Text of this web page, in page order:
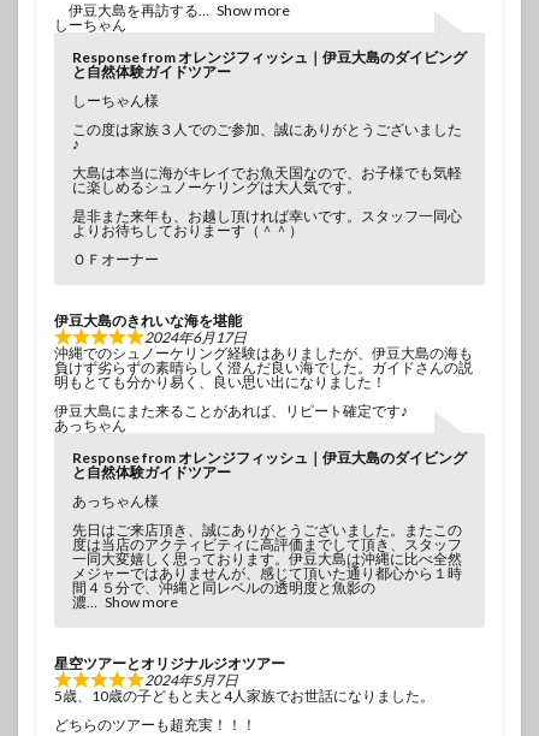
伊豆大島を再訪する
Show more
しーちゃん
Response from オレンジフィッシュ｜伊豆大島のダイビング
と自然体験ガイドツアー
しーちゃん様
この度は家族３人でのご参加、誠にありがとうございました
♪
大島は本当に海がキレイでお魚天国なので、お子様でも気軽
に楽しめるシュノーケリングは大人気です。
是非また来年も、お越し頂ければ幸いです。スタッフ一同心
よりお待ちしておりまーす（＾＾）
ＯＦオーナー
伊豆大島のきれいな海を堪能
2024年6月17日
沖縄でのシュノーケリング経験はありましたが、伊豆大島の海も
負けず劣らずの素晴らしく澄んだ良い海でした。ガイドさんの説
明もとても分かり易く、良い思い出になりました！
伊豆大島にまた来ることがあれば、リピート確定です♪
あっちゃん
Response from オレンジフィッシュ｜伊豆大島のダイビング
と自然体験ガイドツアー
あっちゃん様
先日はご来店頂き、誠にありがとうございました。またこの
度は当店のアクティビティに高評価までして頂き、スタッフ
一同大変嬉しく思っております。伊豆大島は沖縄に比べ全然
メジャーではありませんが、感じて頂いた通り都心から１時
間４５分で、沖縄と同レベルの透明度と魚影の
濃
Show more
星空ツアーとオリジナルジオツアー
2024年5月7日
5歳、10歳の子どもと夫と4人家族でお世話になりました。
どちらのツアーも超充実！！！